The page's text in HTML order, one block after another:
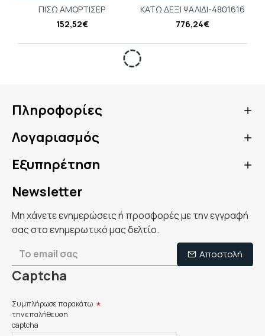
ΠΙΣΩ ΑΜΟΡΤΙΣΕΡ
152,52€
ΚΑΤΩ ΔΕΞΙ ΨΑΛΙΔΙ-4801616
776,24€
Πληροφορίες
Λογαριασμός
Εξυπηρέτηση
Newsletter
Μη χάνετε ενημερώσεις ή προσφορές με την εγγραφή
σας στο ενημερωτικό μας δελτίο.
Αποστολή
Captcha
Συμπλήρωσε παρακάτω
την επαλήθευση
captcha